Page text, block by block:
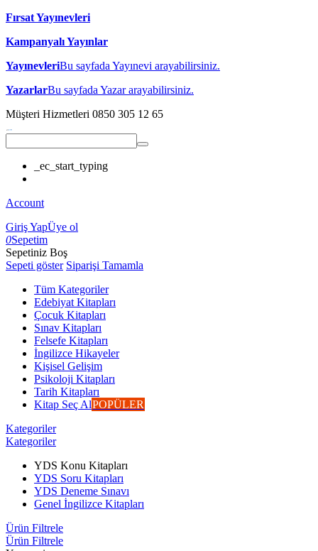
Fırsat Yayınevleri
Kampanyalı Yayınlar
YayınevleriBu sayfada Yayınevi arayabilirsiniz.
YazarlarBu sayfada Yazar arayabilirsiniz.
Müşteri Hizmetleri 0850 305 12 65
_ec_start_typing
Account
Giriş YapÜye ol
0Sepetim
Sepetiniz Boş
Sepeti göster Siparişi Tamamla
Tüm Kategoriler
Edebiyat Kitapları
Çocuk Kitapları
Sınav Kitapları
Felsefe Kitapları
İngilizce Hikayeler
Kişisel Gelişim
Psikoloji Kitapları
Tarih Kitapları
Kitap Seç AlPOPÜLER
Kategoriler
Kategoriler
YDS Konu Kitapları
YDS Soru Kitapları
YDS Deneme Sınavı
Genel İngilizce Kitapları
Ürün Filtrele
Ürün Filtrele